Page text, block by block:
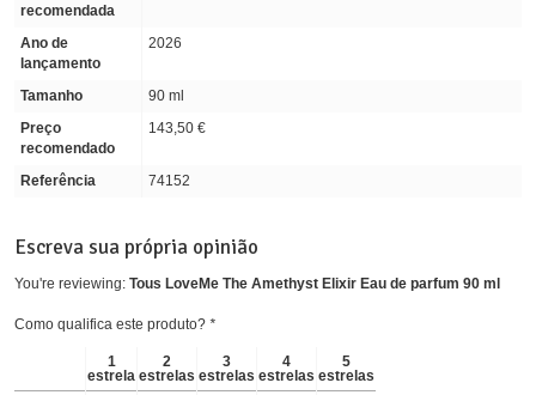
recomendada
Ano de
lançamento
2026
Tamanho
90 ml
Preço
recomendado
143,50 €
Referência 74152
Escreva sua própria opinião
You're reviewing: Tous LoveMe The Amethyst Elixir Eau de parfum 90 ml
Como qualifica este produto? *
1
estrela
2
estrelas
3
estrelas
4
estrelas
5
estrelas